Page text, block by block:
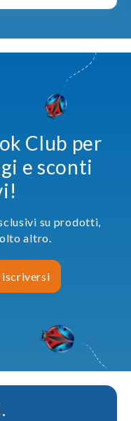
Club per
e sconti
su prodotti,
altro.
iscriversi